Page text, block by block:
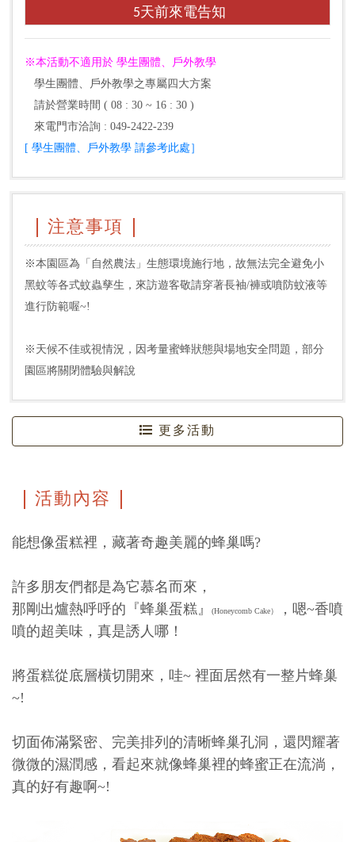
5天前來電告知
※本活動不適用於 學生團體、戶外教學
學生團體、戶外教學之專屬四大方案
請於營業時間 ( 08 : 30 ~ 16 : 30 )
來電門市洽詢 : 049-2422-239
[ 學生團體、戶外教學 請參考此處］
注意事項
※本園區為「自然農法」生態環境施行地，故無法完全避免小
黑蚊等各式蚊蟲孳生，來訪遊客敬請穿著長袖/褲或噴防蚊液等
進行防範喔~!
※天候不佳或視情況，因考量蜜蜂狀態與場地安全問題，部分
園區將關閉體驗與解說
更多活動
活動內容
能想像蛋糕裡，藏著奇趣美麗的蜂巢嗎?
許多朋友們都是為它慕名而來，
那剛出爐熱呼呼的『蜂巢蛋糕』
(Honeycomb Cake）
，嗯~香噴
噴的超美味，真是誘人哪！
將蛋糕從底層橫切開來，哇~ 裡面居然有一整片蜂巢
~!
切面佈滿緊密、完美排列的清晰蜂巢孔洞，還閃耀著
微微的濕潤感，看起來就像蜂巢裡的蜂蜜正在流淌，
真的好有趣啊~!